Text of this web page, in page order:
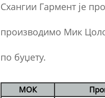
Схангии Гармент је
производимо Мик
по буџету.
МОК